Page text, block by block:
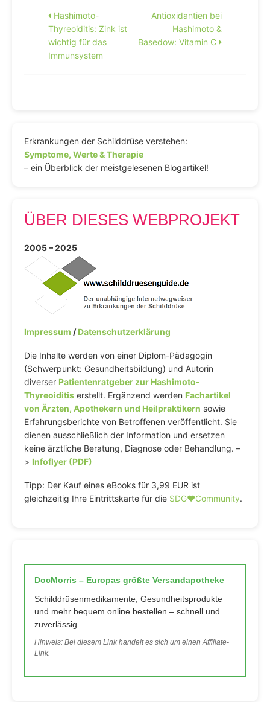
Beitragsnavigation
Hashimoto-
Thyreoiditis: Zink ist
wichtig für das
Immunsystem
Antioxidantien bei
Hashimoto &
Basedow: Vitamin C
Erkrankungen der Schilddrüse verstehen:
Symptome, Werte & Therapie
– ein Überblick der meistgelesenen Blogartikel!
ÜBER DIESES WEBPROJEKT
2005 – 2025
Impressum /Datenschutzerklärung
Die Inhalte werden von einer Diplom-Pädagogin
(Schwerpunkt: Gesundheitsbildung) und Autorin
diverser Patientenratgeber zur Hashimoto-
Thyreoiditis erstellt. Ergänzend werden Fachartikel
von Ärzten, Apothekern und Heilpraktikern sowie
Erfahrungsberichte von Betroffenen veröffentlicht. Sie
dienen ausschließlich der Information und ersetzen
keine ärztliche Beratung, Diagnose oder Behandlung. –
> Infoflyer (PDF)
Tipp: Der Kauf eines eBooks für 3,99 EUR ist
gleichzeitig Ihre Eintrittskarte für die SDG♥️Community.
DocMorris – Europas größte Versandapotheke
Schilddrüsenmedikamente, Gesundheitsprodukte
und mehr bequem online bestellen – schnell und
zuverlässig.
Hinweis: Bei diesem Link handelt es sich um einen Affiliate-
Link.